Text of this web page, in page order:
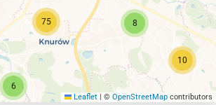
8
6
10
75
Leaflet | © OpenStreetMap contributors